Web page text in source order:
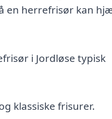
en herrefrisør kan
i Jordløse typisk
klassiske frisurer.